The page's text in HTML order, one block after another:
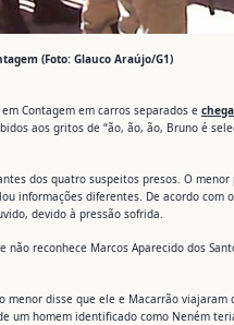
(Foto: Glauco Araújo/G1)
Contagem em carros separados e
aos gritos de “ão, ão, ão, Bruno é
dos quatro suspeitos presos. O
informações diferentes. De acordo com
devido à pressão sofrida.
não reconhece Marcos Aparecido dos
menor disse que ele e Macarrão
um homem identificado como Neném